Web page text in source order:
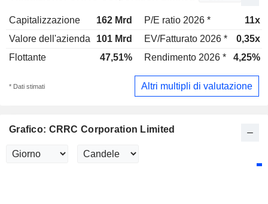
Capitalizzazione 162 Mrd P/E ratio 2026 *
11x
Valore dell'azienda
101 Mrd EV/Fatturato 2026 *
0,35x
Flottante
47,51% Rendimento 2026 * 4,25%
* Dati stimati Altri multipli di valutazione
Grafico: CRRC Corporation Limited